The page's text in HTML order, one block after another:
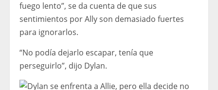
fuego lento”, se da cuenta de que sus
sentimientos por Ally son demasiado fuertes
para ignorarlos.
“No podía dejarlo escapar, tenía que
perseguirlo”, dijo Dylan.